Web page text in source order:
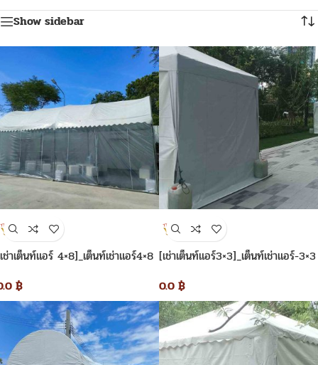
Show sidebar
ช่าเต็นท์แอร์ 4×8]_เต็นท์เช่าแอร์4×8
฿
[เช่าเต็นท์แอร์3×3]_เต็นท์เช่าแอร์-3×3
0.0 ฿